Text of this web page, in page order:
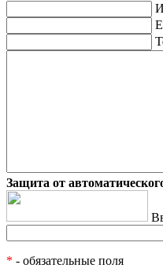
Защита от
* - обязательные поля